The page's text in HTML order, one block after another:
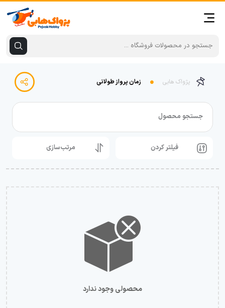
پژواک هابی زمان پرواز طولانی
جستجو محصول
فیلتر کردن مرتب‌سازی
محصولی وجود ندارد